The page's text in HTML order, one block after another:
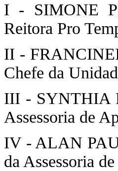
I - SIMONE
Reitora Pro
II -
Chefe da
III - SYNTHIA
Assessoria de
IV - ALAN
da Assessoria